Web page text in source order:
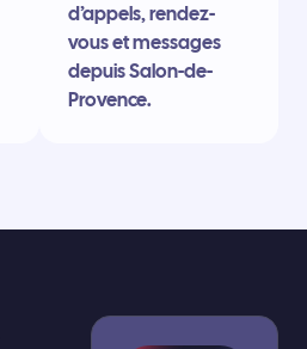
d’appels, rendez-
vous et messages
depuis Salon-de-
Provence.